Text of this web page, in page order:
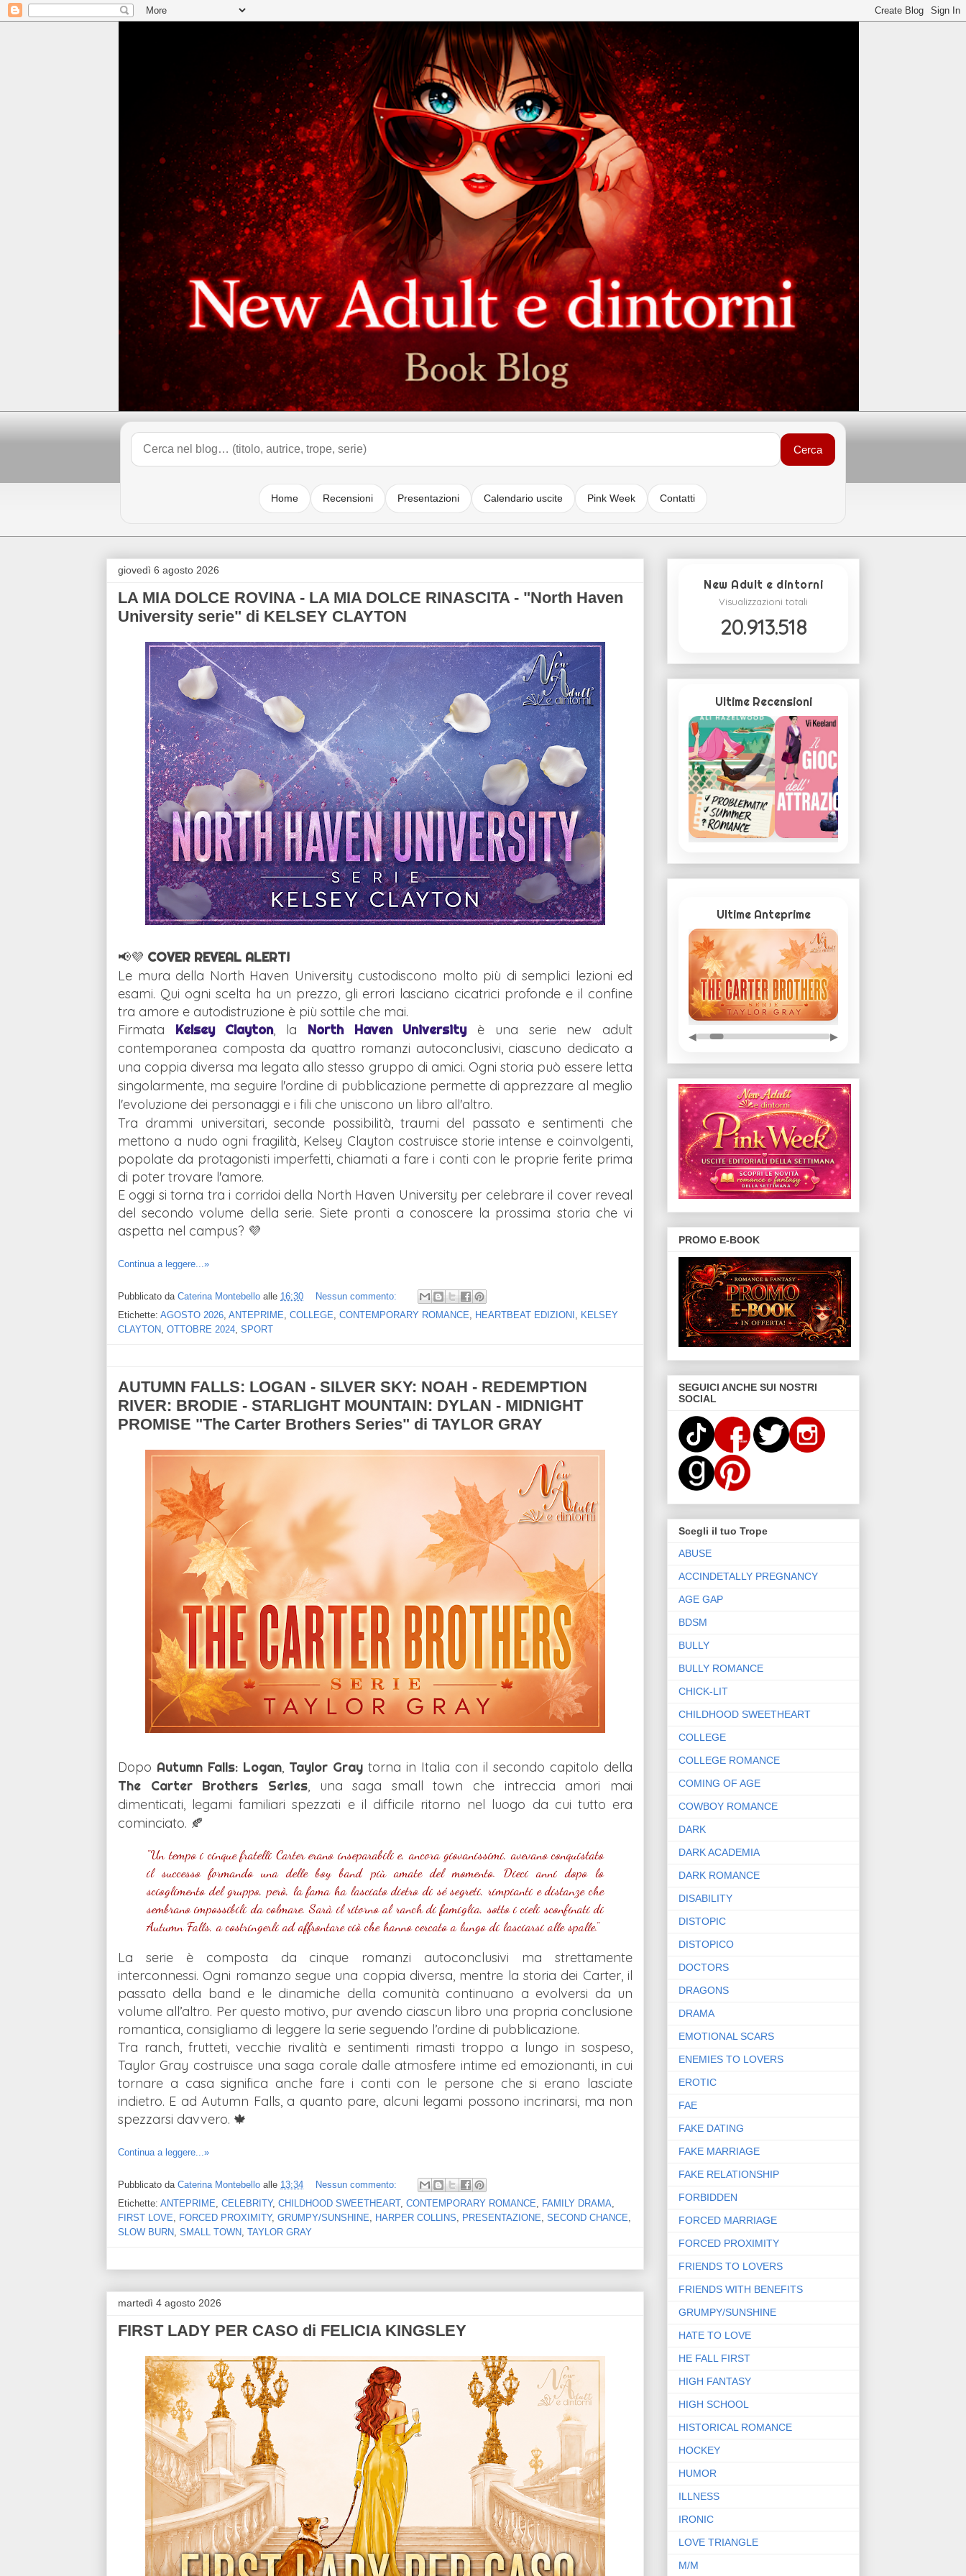
Cerca
Home Recensioni Presentazioni Calendario uscite Pink Week Contatti
giovedì 6 agosto 2026
LA MIA DOLCE ROVINA - LA MIA DOLCE RINASCITA - "North Haven
University serie" di KELSEY CLAYTON
📢💜 COVER REVEAL ALERT!
Le mura della North Haven University custodiscono molto più di semplici lezioni ed
esami. Qui ogni scelta ha un prezzo, gli errori lasciano cicatrici profonde e il confine
tra amore e autodistruzione è più sottile che mai.
Firmata Kelsey Clayton, la North Haven Universityè una serie new adult
contemporanea composta da quattro romanzi autoconclusivi, ciascuno dedicato a
una coppia diversa ma legata allo stesso gruppo di amici. Ogni storia può essere letta
singolarmente, ma seguire l'ordine di pubblicazione permette di apprezzare al meglio
l'evoluzione dei personaggi e i fili che uniscono un libro all'altro.
Tra drammi universitari, seconde possibilità, traumi del passato e sentimenti che
mettono a nudo ogni fragilità, Kelsey Clayton costruisce storie intense e coinvolgenti,
popolate da protagonisti imperfetti, chiamati a fare i conti con le proprie ferite prima
di poter trovare l'amore.
E oggi si torna tra i corridoi della North Haven University per celebrare il cover reveal
del secondo volume della serie. Siete pronti a conoscere la prossima storia che vi
aspetta nel campus? 💜
Continua a leggere...»
Pubblicato da Caterina Montebello alle 16:30
Nessun commento:
Etichette: AGOSTO 2026, ANTEPRIME, COLLEGE, CONTEMPORARY ROMANCE, HEARTBEAT EDIZIONI , KELSEY
CLAYTON, OTTOBRE 2024, SPORT
AUTUMN FALLS: LOGAN - SILVER SKY: NOAH - REDEMPTION
RIVER: BRODIE - STARLIGHT MOUNTAIN: DYLAN - MIDNIGHT
PROMISE "The Carter Brothers Series" di TAYLOR GRAY
Dopo Autumn Falls: Logan, Taylor Gray torna in Italia con il secondo capitolo della
The Carter Brothers Series, una saga small town che intreccia amori mai
dimenticati, legami familiari spezzati e il difficile ritorno nel luogo da cui tutto era
cominciato. 🍂
"Un tempo i cinque fratelli Carter erano inseparabili e, ancora giovanissimi, avevano conquistato
il successo formando una delle boy band più amate del momento. Dieci anni dopo lo
scioglimento del gruppo, però, la fama ha lasciato dietro di sé segreti, rimpianti e distanze che
sembrano impossibili da colmare. Sarà il ritorno al ranch di famiglia, sotto i cieli sconfinati di
Autumn Falls, a costringerli ad affrontare ciò che hanno cercato a lungo di lasciarsi alle spalle."
La serie è composta da cinque romanzi autoconclusivi ma strettamente
interconnessi. Ogni romanzo segue una coppia diversa, mentre la storia dei Carter, il
passato della band e le dinamiche della comunità continuano a evolversi da un
volume all’altro. Per questo motivo, pur avendo ciascun libro una propria conclusione
romantica, consigliamo di leggere la serie seguendo l’ordine di pubblicazione.
Tra ranch, frutteti, vecchie rivalità e sentimenti rimasti troppo a lungo in sospeso,
Taylor Gray costruisce una saga corale dalle atmosfere intime ed emozionanti, in cui
tornare a casa significa anche fare i conti con le persone che si erano lasciate
indietro. E ad Autumn Falls, a quanto pare, alcuni legami possono incrinarsi, ma non
spezzarsi davvero. 🍁
Continua a leggere...»
Pubblicato da Caterina Montebello alle 13:34
Nessun commento:
Etichette: ANTEPRIME, CELEBRITY, CHILDHOOD SWEETHEART, CONTEMPORARY ROMANCE, FAMILY DRAMA,
FIRST LOVE, FORCED PROXIMITY, GRUMPY/SUNSHINE, HARPER COLLINS, PRESENTAZIONE, SECOND CHANCE,
SLOW BURN, SMALL TOWN, TAYLOR GRAY
martedì 4 agosto 2026
FIRST LADY PER CASO di FELICIA KINGSLEY
New Adult e dintorni
Visualizzazioni totali
20.913.518
Ultime Recensioni
Ultime Anteprime
◀ ▶
PROMO E-BOOK
SEGUICI ANCHE SUI NOSTRI
SOCIAL
Scegli il tuo Trope
ABUSE
ACCINDETALLY PREGNANCY
AGE GAP
BDSM
BULLY
BULLY ROMANCE
CHICK-LIT
CHILDHOOD SWEETHEART
COLLEGE
COLLEGE ROMANCE
COMING OF AGE
COWBOY ROMANCE
DARK
DARK ACADEMIA
DARK ROMANCE
DISABILITY
DISTOPIC
DISTOPICO
DOCTORS
DRAGONS
DRAMA
EMOTIONAL SCARS
ENEMIES TO LOVERS
EROTIC
FAE
FAKE DATING
FAKE MARRIAGE
FAKE RELATIONSHIP
FORBIDDEN
FORCED MARRIAGE
FORCED PROXIMITY
FRIENDS TO LOVERS
FRIENDS WITH BENEFITS
GRUMPY/SUNSHINE
HATE TO LOVE
HE FALL FIRST
HIGH FANTASY
HIGH SCHOOL
HISTORICAL ROMANCE
HOCKEY
HUMOR
ILLNESS
IRONIC
LOVE TRIANGLE
M/M